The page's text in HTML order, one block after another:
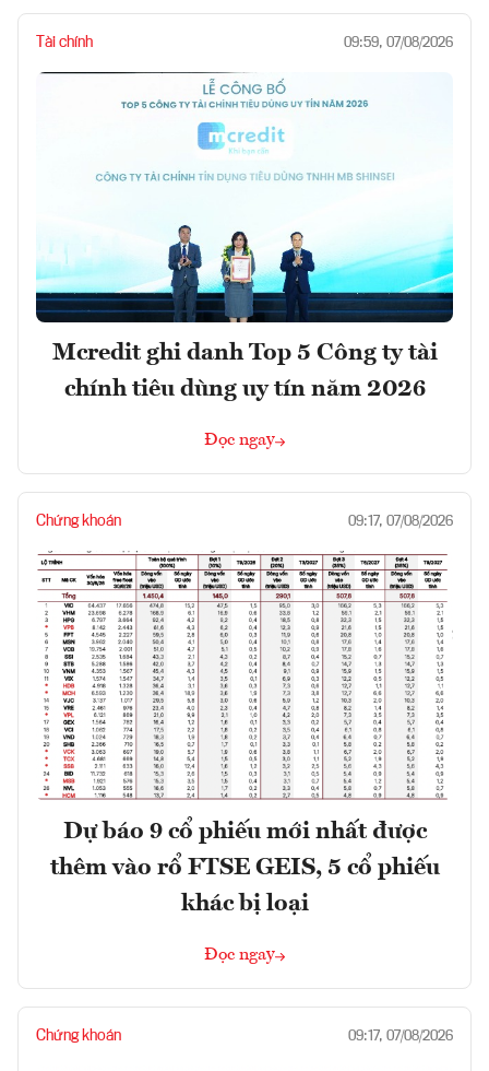
Tài chính 09:59, 07/08/2026
Mcredit ghi danh Top 5 Công ty tài
chính tiêu dùng uy tín năm 2026
Đọc ngay
Chứng khoán 09:17, 07/08/2026
Dự báo 9 cổ phiếu mới nhất được
thêm vào rổ FTSE GEIS, 5 cổ phiếu
khác bị loại
Đọc ngay
Chứng khoán 09:17, 07/08/2026